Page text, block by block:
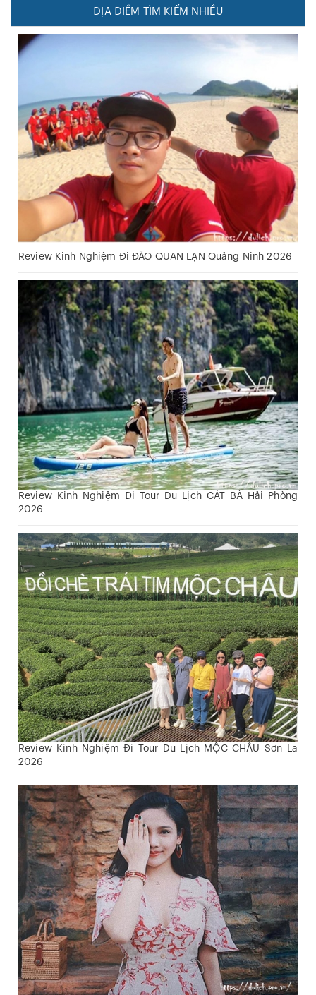
ĐỊA ĐIỂM TÌM KIẾM NHIỀU
Review Kinh Nghiệm Đi ĐẢO QUAN LẠN Quảng Ninh 2026
Review Kinh Nghiệm Đi Tour Du Lịch CÁT BÀ Hải Phòng
2026
Review Kinh Nghiệm Đi Tour Du Lịch MỘC CHÂU Sơn La
2026